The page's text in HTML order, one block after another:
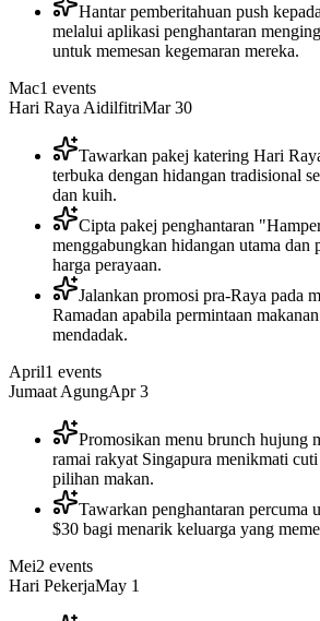
Hantar pemberitahuan push
melalui aplikasi penghantaran
untuk memesan kegemaran mereka.
Mac1 events
Hari Raya AidilfitriMar 30
Tawarkan pakej katering Hari
terbuka dengan hidangan tradisional
dan kuih.
Cipta pakej penghantaran
menggabungkan hidangan utama dan
harga perayaan.
Jalankan promosi pra-Raya pada
Ramadan apabila permintaan
mendadak.
April1 events
Jumaat AgungApr 3
Promosikan menu brunch hujung
ramai rakyat Singapura menikmati
pilihan makan.
Tawarkan penghantaran percuma
$30 bagi menarik keluarga yang
Mei2 events
Hari PekerjaMay 1